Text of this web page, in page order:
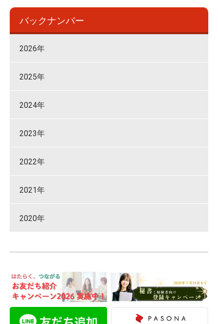
バックナンバー
2026年
2025年
2024年
2023年
2022年
2021年
2020年